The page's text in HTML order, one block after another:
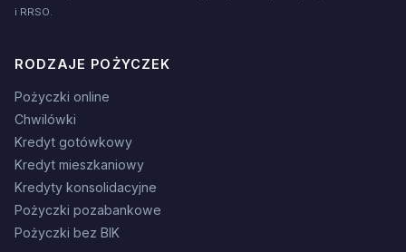
i RRSO.
RODZAJE POŻYCZEK
Pożyczki online
Chwilówki
Kredyt gotówkowy
Kredyt mieszkaniowy
Kredyty konsolidacyjne
Pożyczki pozabankowe
Pożyczki bez BIK